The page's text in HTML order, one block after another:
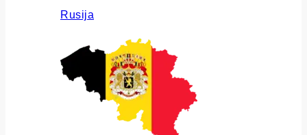
Rusija